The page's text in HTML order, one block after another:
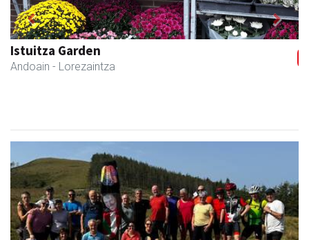
Andoaingo AEK euskaltegia
Andoain - Euskaltegiak
Previous Next